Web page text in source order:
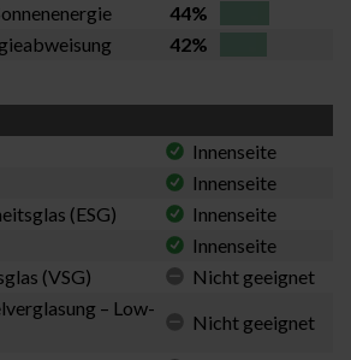
44%
42%
Innenseite
Innenseite
(ESG)
Innenseite
Innenseite
(VSG)
Nicht geeignet
– Low-
Nicht geeignet